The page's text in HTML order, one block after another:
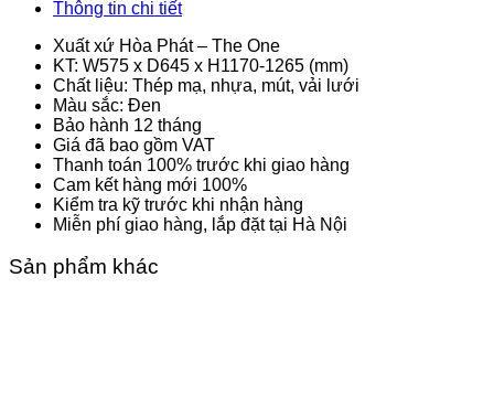
Thông tin chi tiết
Xuất xứ Hòa Phát – The One
KT: W575 x D645 x H1170-1265 (mm)
Chất liệu: Thép mạ, nhựa, mút, vải lưới
Màu sắc: Đen
Bảo hành 12 tháng
Giá đã bao gồm VAT
Thanh toán 100% trước khi giao hàng
Cam kết hàng mới 100%
Kiểm tra kỹ trước khi nhận hàng
Miễn phí giao hàng, lắp đặt tại Hà Nội
Sản phẩm khác